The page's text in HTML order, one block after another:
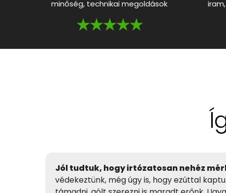
minőség, technikai megoldások
★★★★★
Jól tudtuk, hogy irtózatosan nehéz
védekeztünk, még úgy is, hogy ezúttal